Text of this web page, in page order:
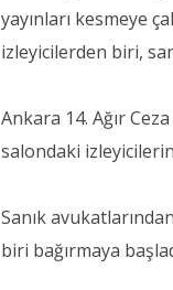
yayınları kesmeye
izleyicilerden biri,
Ankara 14. Ağır
salondaki
Sanık
biri bağırmaya